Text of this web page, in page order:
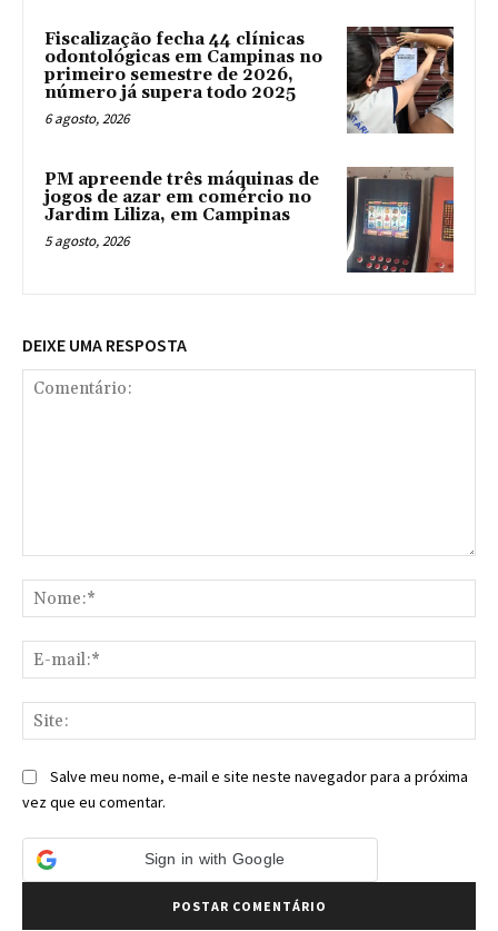
Fiscalização fecha 44 clínicas
odontológicas em Campinas no
primeiro semestre de 2026,
número já supera todo 2025
6 agosto, 2026
PM apreende três máquinas de
jogos de azar em comércio no
Jardim Liliza, em Campinas
5 agosto, 2026
DEIXE UMA RESPOSTA
Salve meu nome, e-mail e site neste navegador para a próxima
vez que eu comentar.
Sign in with Google